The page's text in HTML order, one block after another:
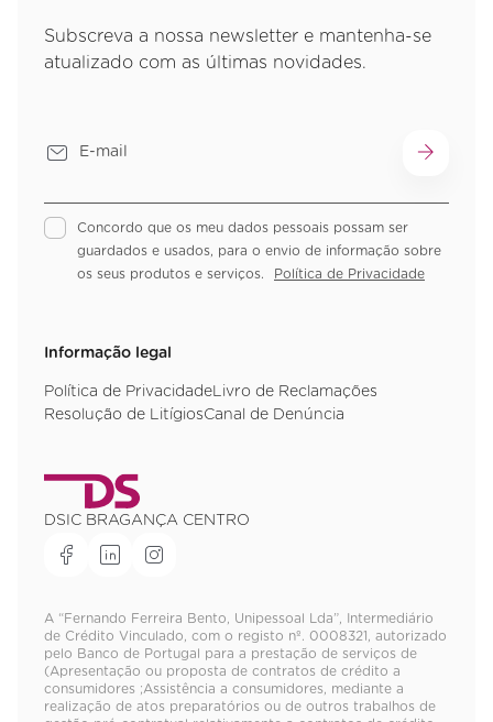
Subscreva a nossa newsletter e mantenha-se
atualizado com as últimas novidades.
Concordo que os meu dados pessoais possam ser
guardados e usados, para o envio de informação sobre
os seus produtos e serviços.
Política de Privacidade
Informação legal
Política de Privacidade Livro de Reclamações
Resolução de LitígiosCanal de Denúncia
DSIC BRAGANÇA CENTRO
A “Fernando Ferreira Bento, Unipessoal Lda”, Intermediário
de Crédito Vinculado, com o registo nº. 0008321, autorizado
pelo Banco de Portugal para a prestação de serviços de
(Apresentação ou proposta de contratos de crédito a
consumidores ;Assistência a consumidores, mediante a
realização de atos preparatórios ou de outros trabalhos de